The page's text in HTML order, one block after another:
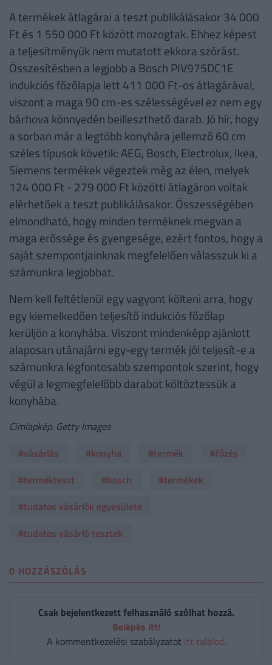
A termékek átlagárai a teszt publikálásakor 34 000
Ft és 1 550 000 Ft között mozogtak. Ehhez képest
a teljesítményük nem mutatott ekkora szórást.
Összesítésben a legjobb a Bosch PIV975DC1E
indukciós főzőlapja lett 411 000 Ft-os átlagárával,
viszont a maga 90 cm-es szélességével ez nem egy
bárhova könnyedén beilleszthető darab. Jó hír, hogy
a sorban már a legtöbb konyhára jellemző 60 cm
széles típusok követik: AEG, Bosch, Electrolux, Ikea,
Siemens termékek végeztek még az élen, melyek
124 000 Ft - 279 000 Ft közötti átlagáron voltak
elérhetőek a teszt publikálásakor. Összességében
elmondható, hogy minden terméknek megvan a
maga erőssége és gyengesége, ezért fontos, hogy a
saját szempontjainknak megfelelően válasszuk ki a
számunkra legjobbat.
Nem kell feltétlenül egy vagyont költeni arra, hogy
egy kiemelkedően teljesítő indukciós főzőlap
kerüljön a konyhába. Viszont mindenképp ajánlott
alaposan utánajárni egy-egy termék jól teljesít-e a
számunkra legfontosabb szempontok szerint, hogy
végül a legmegfelelőbb darabot költöztessük a
konyhába.
Címlapkép: Getty Images
#vásárlás
#konyha #termék
#főzés
#termékteszt
#bosch
#termékek
#tudatos vásárlók egyesülete
#tudatos vásárló tesztek
0 HOZZÁSZÓLÁS
Csak bejelentkezett felhasználó szólhat hozzá.
Belépés itt!
A kommentkezelési szabályzatot itt találod.